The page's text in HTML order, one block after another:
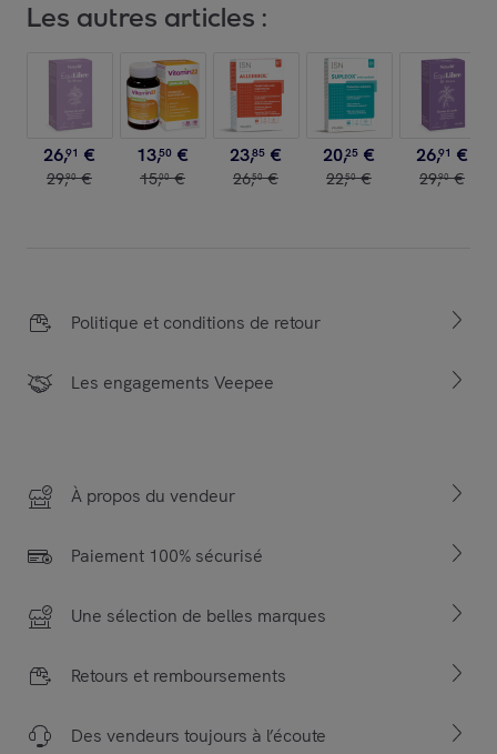
Les autres articles :
26,91 €
29,90 €
13,50 €
15,00 €
23,85 €
26,50 €
20,25 €
22,50 €
26,91 €
29,90 €
Politique et conditions de retour
Les engagements Veepee
À propos du vendeur
Paiement 100% sécurisé
Une sélection de belles marques
Retours et remboursements
Des vendeurs toujours à l’écoute